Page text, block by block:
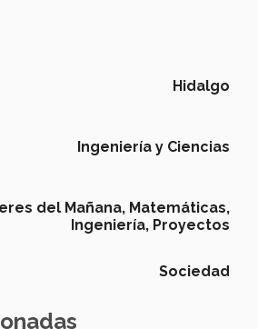
Hidalgo
Ingeniería y Ciencias
del Mañana, Matemáticas,
Ingeniería, Proyectos
Sociedad